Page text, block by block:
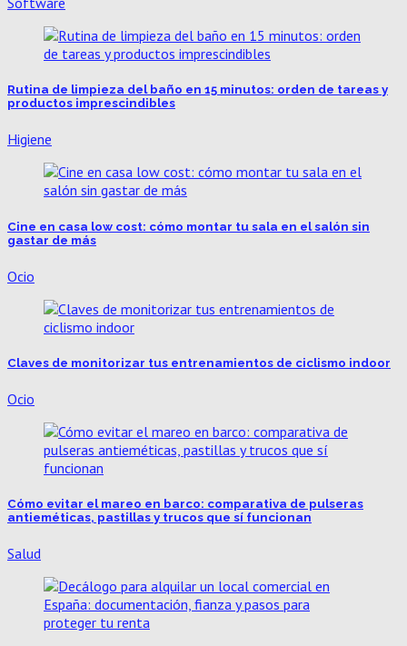
Rutina de limpieza del baño en 15 minutos: orden de tareas y
productos imprescindibles
Higiene
Cine en casa low cost: cómo montar tu sala en el salón sin
gastar de más
Ocio
Claves de monitorizar tus entrenamientos de ciclismo indoor
Ocio
Cómo evitar el mareo en barco: comparativa de pulseras
antieméticas, pastillas y trucos que sí funcionan
Salud